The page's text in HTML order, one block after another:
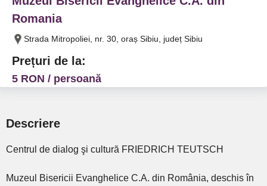
Romania
Strada Mitropoliei, nr. 30, oraș Sibiu, județ Sibiu
Prețuri de la:
5 RON / persoană
Descriere
Centrul de dialog şi cultură FRIEDRICH TEUTSCH
Muzeul Bisericii Evanghelice C.A. din România, deschis în